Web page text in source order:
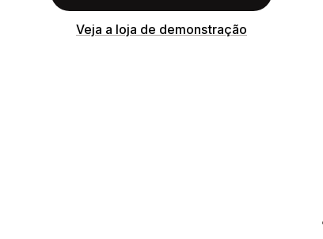
Veja a loja de demonstração